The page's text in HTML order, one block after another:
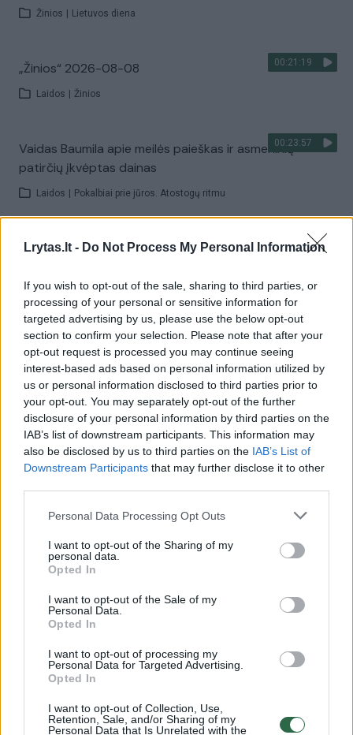
Lrytas.lt - Do Not Process My Personal Information
If you wish to opt-out of the sale, sharing to third parties, or
processing of your personal or sensitive information for
targeted advertising by us, please use the below opt-out
section to confirm your selection. Please note that after your
opt-out request is processed you may continue seeing
interest-based ads based on personal information utilized by
us or personal information disclosed to third parties prior to
your opt-out. You may separately opt-out of the further
disclosure of your personal information by third parties on the
IAB’s list of downstream participants. This information may
also be disclosed by us to third parties on the IAB’s List of
Downstream Participants that may further disclose it to other
Personal Data Processing Opt Outs
I want to opt-out of the Sharing of my
personal data.
Opted In
I want to opt-out of the Sale of my
Personal Data.
Opted In
I want to opt-out of processing my
Personal Data for Targeted Advertising.
Opted In
I want to opt-out of Collection, Use,
Retention, Sale, and/or Sharing of my
Personal Data that Is Unrelated with the
Žinios Lietuvos diena
00:21:19
„Žinios“ 2026-08-08
Laidos Žinios
00:23:57
Vaidas Baumila apie meilės paieškas ir asmeninių
patirčių įkvėptas dainas
Laidos Pokalbiai prie jūros. Atostogų ritmu
00:00:40
Dronai Vokietijoje kelia vis daugiau klausimų: du
Žinios | Pasaulis
Visi įrašai
Žiūrimiausi įrašai
00:00:30
Vaizdai iš tragiškos avarijos Vilniaus r.: dviejų moterų ir
vaiko gyvybių išgelbėti nepavyko
Žinios | Lietuvos diena
Savaitės vidurys nusimato karštas: temperatūra kils iki
32 laipsnių šilumos
Žinios | Orai
00:15:54
V. Zalužno pasisakymą laiko bandymu įsitvirtinti
Laidos | Nauja diena